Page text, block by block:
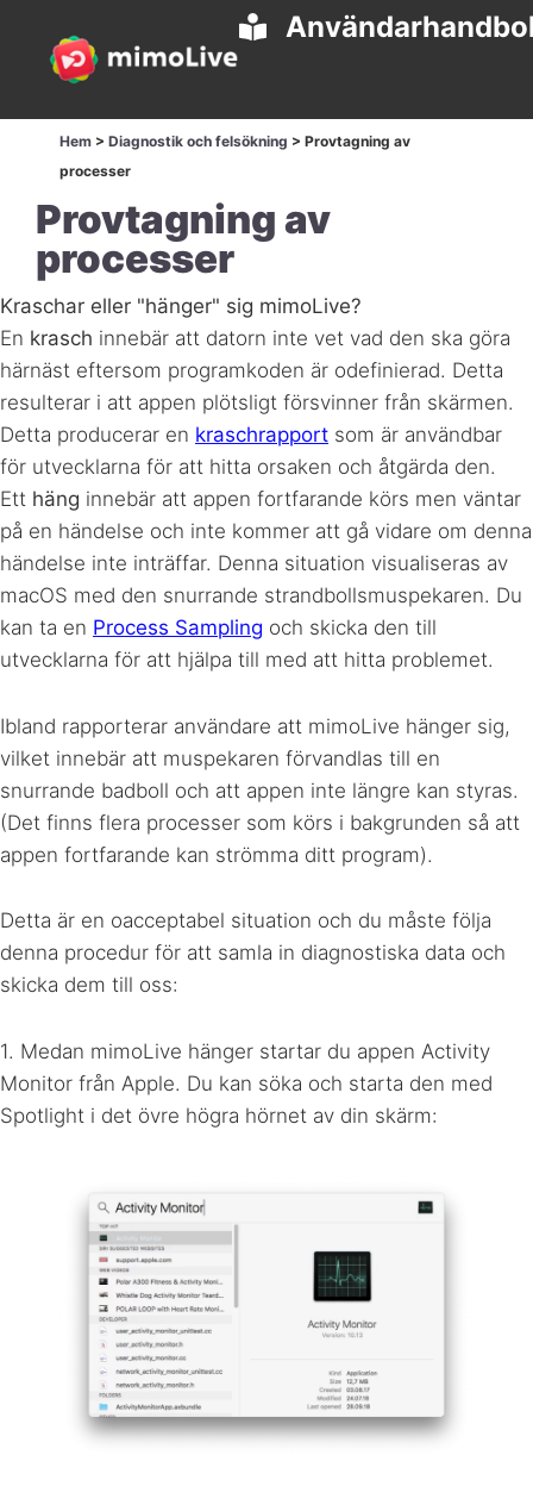
Hem > Diagnostik och felsökning > Provtagning av
processer
Provtagning av
processer
Kraschar eller "hänger" sig mimoLive?
En krasch innebär att datorn inte vet vad den ska göra
härnäst eftersom programkoden är odefinierad. Detta
resulterar i att appen plötsligt försvinner från skärmen.
Detta producerar en kraschrapport som är användbar
för utvecklarna för att hitta orsaken och åtgärda den.
Ett häng innebär att appen fortfarande körs men väntar
på en händelse och inte kommer att gå vidare om denna
händelse inte inträffar. Denna situation visualiseras av
macOS med den snurrande strandbollsmuspekaren. Du
kan ta en Process Sampling och skicka den till
utvecklarna för att hjälpa till med att hitta problemet.
Ibland rapporterar användare att mimoLive hänger sig,
vilket innebär att muspekaren förvandlas till en
snurrande badboll och att appen inte längre kan styras.
(Det finns flera processer som körs i bakgrunden så att
appen fortfarande kan strömma ditt program).
Detta är en oacceptabel situation och du måste följa
denna procedur för att samla in diagnostiska data och
skicka dem till oss:
1. Medan mimoLive hänger startar du appen Activity
Monitor från Apple. Du kan söka och starta den med
Spotlight i det övre högra hörnet av din skärm: